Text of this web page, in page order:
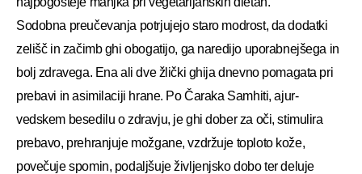
Sodobna preučevanja potrjujejo staro modrost, da dodatki
zelišč in začimb ghi obogatijo, ga naredijo uporabnejšega in
bolj zdravega. Ena ali dve žlički ghija dnevno pomagata pri
prebavi in asimilaciji hrane. Po Čaraka Samhiti, ajur-
vedskem besedilu o zdravju, je ghi dober za oči, stimulira
prebavo, prehranjuje možgane, vzdržuje toploto kože,
povečuje spomin, podaljšuje življenjsko dobo ter deluje